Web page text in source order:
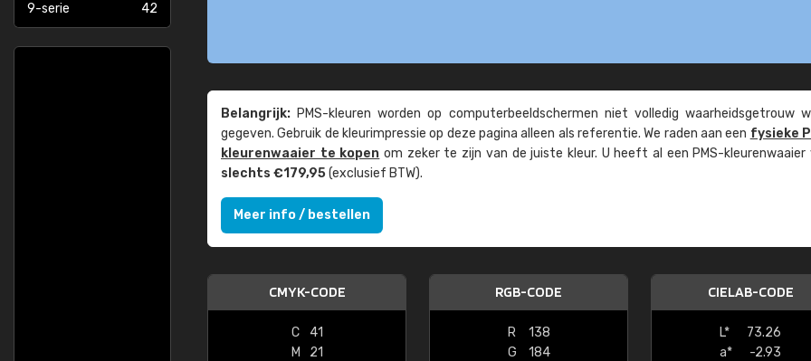
9-serie 42
Belangrijk: PMS-kleuren worden op computer­beeld­schermen niet volledig waarheids­­getrouw
gegeven. Gebruik de kleur­impressie op deze pagina alleen als referentie. We raden aan een fysieke
kleuren­waaier te kopen om zeker te zijn van de juiste kleur. U heeft al een PMS-kleuren­waaier
slechts €179,95(exclusief BTW).
Meer info / bestellen
CMYK-CODE
C
41
M
21
RGB-CODE
R
138
G
184
CIELAB-CODE
L*
73.26
a*
-2.93
"Super snelle service en zeer